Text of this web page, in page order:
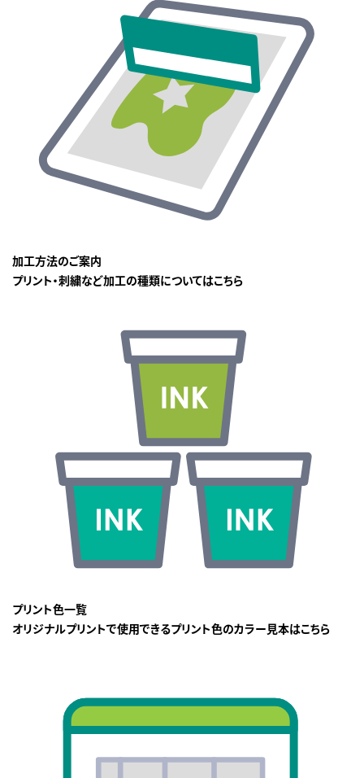
加工方法のご案内
プリント・刺繍など加工の種類についてはこちら
プリント色一覧
オリジナルプリントで使用できるプリント色のカラー見本はこちら